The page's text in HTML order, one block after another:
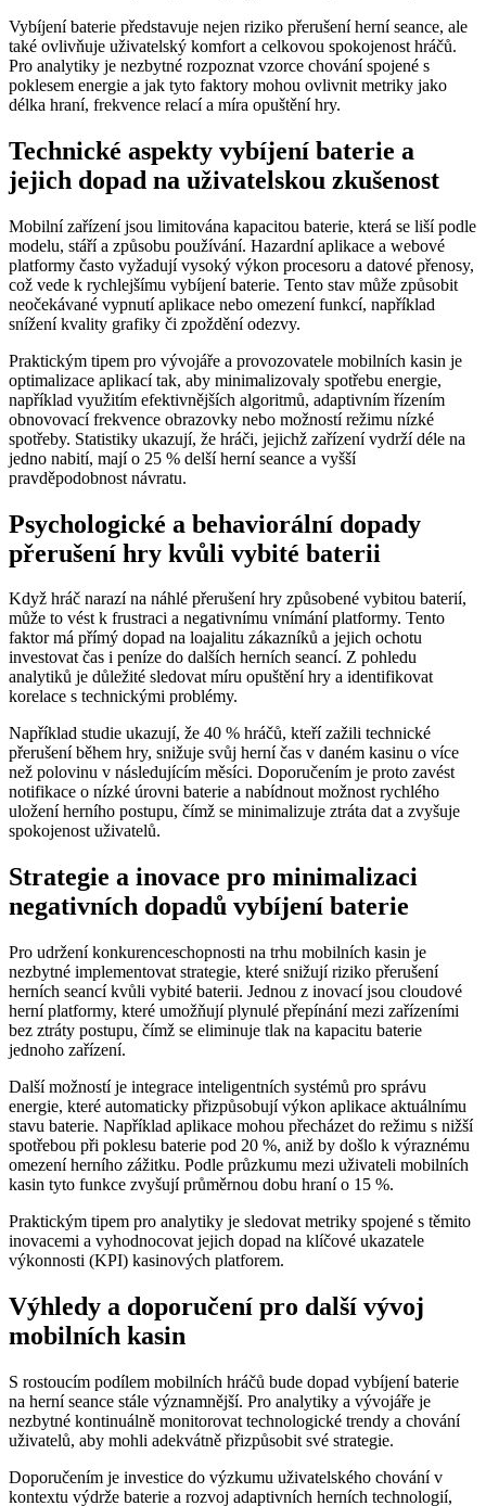
Vybíjení baterie představuje nejen riziko přerušení herní seance, ale
také ovlivňuje uživatelský komfort a celkovou spokojenost hráčů.
Pro analytiky je nezbytné rozpoznat vzorce chování spojené s
poklesem energie a jak tyto faktory mohou ovlivnit metriky jako
délka hraní, frekvence relací a míra opuštění hry.
Technické aspekty vybíjení baterie a
jejich dopad na uživatelskou zkušenost
Mobilní zařízení jsou limitována kapacitou baterie, která se liší podle
modelu, stáří a způsobu používání. Hazardní aplikace a webové
platformy často vyžadují vysoký výkon procesoru a datové přenosy,
což vede k rychlejšímu vybíjení baterie. Tento stav může způsobit
neočekávané vypnutí aplikace nebo omezení funkcí, například
snížení kvality grafiky či zpoždění odezvy.
Praktickým tipem pro vývojáře a provozovatele mobilních kasin je
optimalizace aplikací tak, aby minimalizovaly spotřebu energie,
například využitím efektivnějších algoritmů, adaptivním řízením
obnovovací frekvence obrazovky nebo možností režimu nízké
spotřeby. Statistiky ukazují, že hráči, jejichž zařízení vydrží déle na
jedno nabití, mají o 25 % delší herní seance a vyšší
pravděpodobnost návratu.
Psychologické a behaviorální dopady
přerušení hry kvůli vybité baterii
Když hráč narazí na náhlé přerušení hry způsobené vybitou baterií,
může to vést k frustraci a negativnímu vnímání platformy. Tento
faktor má přímý dopad na loajalitu zákazníků a jejich ochotu
investovat čas i peníze do dalších herních seancí. Z pohledu
analytiků je důležité sledovat míru opuštění hry a identifikovat
korelace s technickými problémy.
Například studie ukazují, že 40 % hráčů, kteří zažili technické
přerušení během hry, snižuje svůj herní čas v daném kasinu o více
než polovinu v následujícím měsíci. Doporučením je proto zavést
notifikace o nízké úrovni baterie a nabídnout možnost rychlého
uložení herního postupu, čímž se minimalizuje ztráta dat a zvyšuje
spokojenost uživatelů.
Strategie a inovace pro minimalizaci
negativních dopadů vybíjení baterie
Pro udržení konkurenceschopnosti na trhu mobilních kasin je
nezbytné implementovat strategie, které snižují riziko přerušení
herních seancí kvůli vybité baterii. Jednou z inovací jsou cloudové
herní platformy, které umožňují plynulé přepínání mezi zařízeními
bez ztráty postupu, čímž se eliminuje tlak na kapacitu baterie
jednoho zařízení.
Další možností je integrace inteligentních systémů pro správu
energie, které automaticky přizpůsobují výkon aplikace aktuálnímu
stavu baterie. Například aplikace mohou přecházet do režimu s nižší
spotřebou při poklesu baterie pod 20 %, aniž by došlo k výraznému
omezení herního zážitku. Podle průzkumu mezi uživateli mobilních
kasin tyto funkce zvyšují průměrnou dobu hraní o 15 %.
Praktickým tipem pro analytiky je sledovat metriky spojené s těmito
inovacemi a vyhodnocovat jejich dopad na klíčové ukazatele
výkonnosti (KPI) kasinových platforem.
Výhledy a doporučení pro další vývoj
mobilních kasin
S rostoucím podílem mobilních hráčů bude dopad vybíjení baterie
na herní seance stále významnější. Pro analytiky a vývojáře je
nezbytné kontinuálně monitorovat technologické trendy a chování
uživatelů, aby mohli adekvátně přizpůsobit své strategie.
Doporučením je investice do výzkumu uživatelského chování v
kontextu výdrže baterie a rozvoj adaptivních herních technologií,